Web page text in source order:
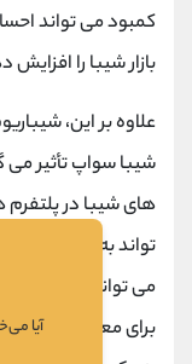
کمبود می تواند
بازار شیبا را افزایش
علاوه بر این،
شیبا سواپ تأثیر
های شیبا در
تواند به افزایش حجم
می تواند به طور
برای معامله گران و
آیا